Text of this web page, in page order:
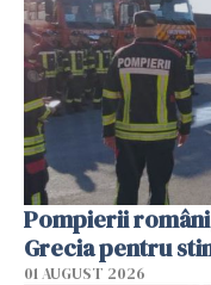
Pompierii
Grecia pentru
01 AUGUST 2026